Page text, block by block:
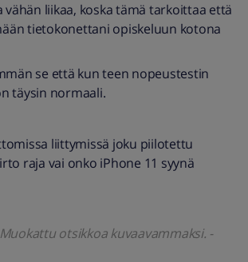
liikaa, koska tämä tarkoittaa että
tietokonettani opiskeluun kotona
se että kun teen nopeustestin
täysin normaali.
liittymissä joku piilotettu
raja vai onko iPhone 11 syynä
otsikkoa kuvaavammaksi. -